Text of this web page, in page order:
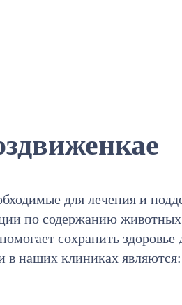
для лечения и
по содержанию
сохранить
в наших клиниках являются: